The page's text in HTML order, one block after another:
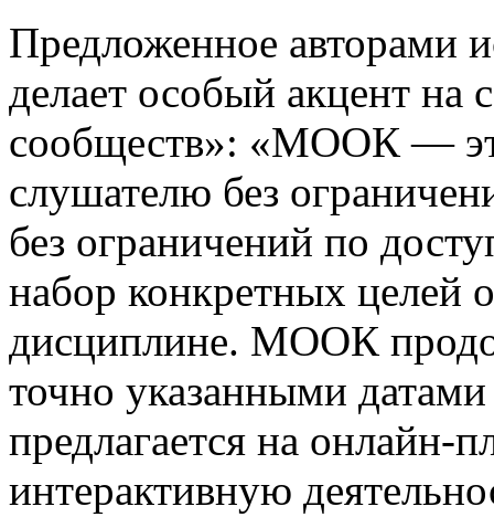
Предложенное авторами
делает особый акцент на
сообществ»: «МООК —
слушателю без
без ограничений по
набор конкретных целей
дисциплине. МООК
точно указанными
предлагается на онлайн-
интерактивную